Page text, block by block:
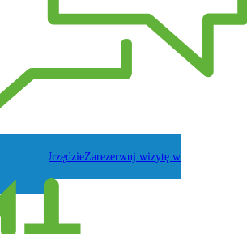
Zarezerwuj wizytę w